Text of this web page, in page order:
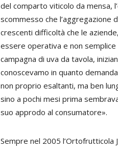
del comparto viticolo da mensa,
scommesso che
crescenti difficoltà che le
essere operativa e non
campagna di uva da tavola,
conoscevamo in quanto
non proprio esaltanti, ma ben
sino a pochi mesi prima
suo approdo al consumatore».
Sempre nel 2005 l’Ortofrutticola